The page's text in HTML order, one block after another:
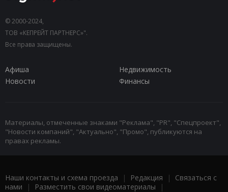
© 2000-2024,
ТОВ «КЕПРЕЙТ ПАРТНЕРС»".
Все права защищены.
Афиша
Недвижимость
Новости
Финансы
Материалы, отмеченные знаками "Реклама", "PR", "Спецпроект",
"Новости компаний", "Актуально", "Промо", публикуются на
правах рекламы.
Наши контакты и схема проезда | Редакция | Связаться с
нами | Разместить свои видеоматериалы |